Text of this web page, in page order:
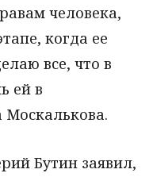
человека,
когда ее
все, что в
ей в
Москалькова.
Бутин заявил,